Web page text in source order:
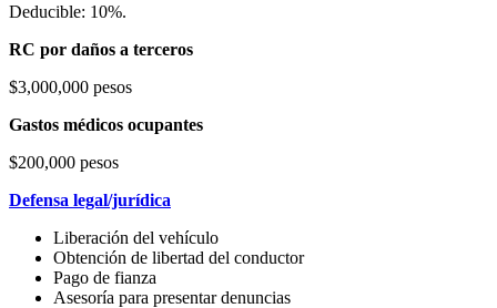
Deducible: 10%.
RC por daños a terceros
$3,000,000 pesos
Gastos médicos ocupantes
$200,000 pesos
Defensa legal/jurídica
Liberación del vehículo
Obtención de libertad del conductor
Pago de fianza
Asesoría para presentar denuncias